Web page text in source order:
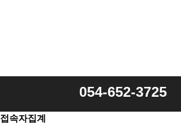
054-652-3725
접속자집계